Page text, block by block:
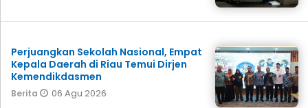
Perjuangkan Sekolah Nasional, Empat
Kepala Daerah di Riau Temui Dirjen
Kemendikdasmen
Berita 06 Agu 2026